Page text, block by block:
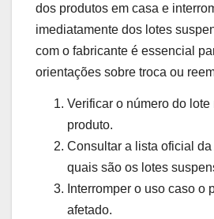
dos produtos em casa e
imediatamente dos lotes
com o fabricante é essencial
orientações sobre troca ou
Verificar o número do
produto.
Consultar a lista oficial
quais são os lotes
Interromper o uso caso o
afetado.